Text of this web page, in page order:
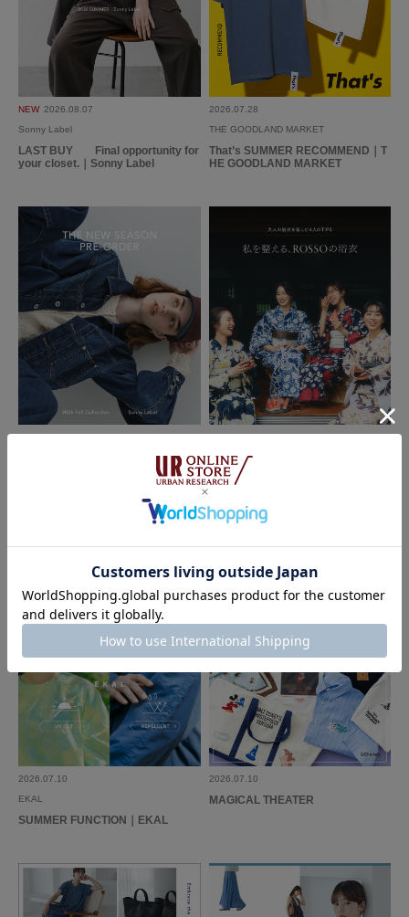
NEW 2026.08.07
Sonny Label
LAST BUY Final opportunity for
your closet.｜Sonny Label
2026.07.28
THE GOODLAND MARKET
That’s SUMMER RECOMMEND｜T
HE GOODLAND MARKET
The New Season Pre-Order｜2026
ROSSO
私を整える、ROSSOの浴衣。―大人
SSO
2026.07.10
EKAL
SUMMER FUNCTION｜EKAL
2026.07.10
MAGICAL THEATER